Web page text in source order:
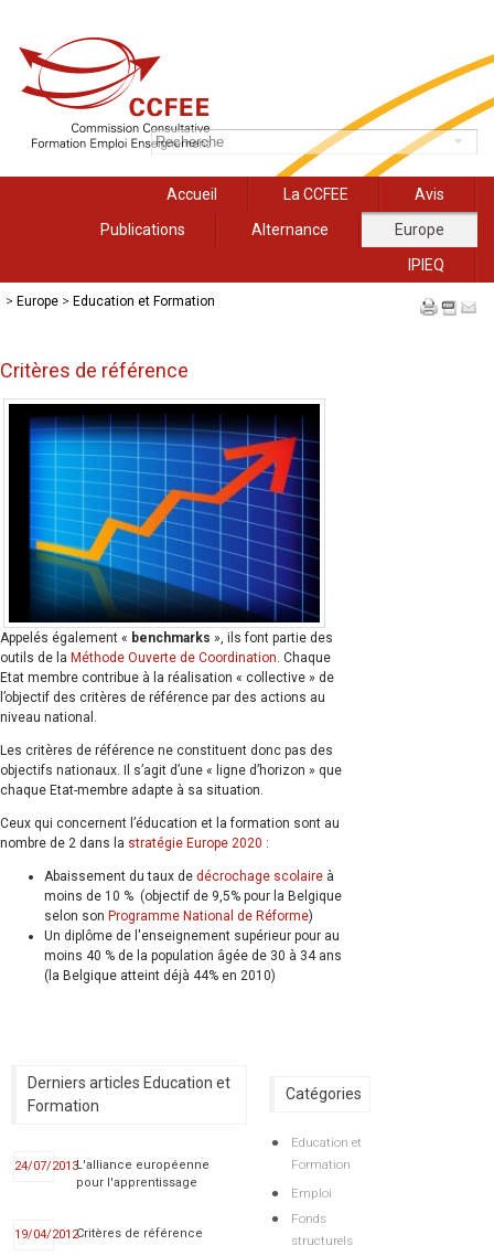
Accueil La CCFEE
Avis
Publications
Alternance
Europe
IPIEQ
> Europe > Education et Formation
Critères de référence
Appelés également « benchmarks », ils font partie des
outils de la Méthode Ouverte de Coordination. Chaque
Etat membre contribue à la réalisation « collective » de
l’objectif des critères de référence par des actions au
niveau national.
Les critères de référence ne constituent donc pas des
objectifs nationaux. Il s’agit d’une « ligne d’horizon » que
chaque Etat-membre adapte à sa situation.
Ceux qui concernent l’éducation et la formation sont au
nombre de 2 dans la stratégie Europe 2020 :
Abaissement du taux de décrochage scolaire à
moins de 10 % (objectif de 9,5% pour la Belgique
selon son Programme National de Réforme)
Un diplôme de l'enseignement supérieur pour au
moins 40 % de la population âgée de 30 à 34 ans
(la Belgique atteint déjà 44% en 2010)
Derniers articles Education et
Formation
24/07/2013L'alliance européenne
pour l'apprentissage
19/04/2012Critères de référence
Catégories
Education et
Formation
Emploi
Fonds
structurels